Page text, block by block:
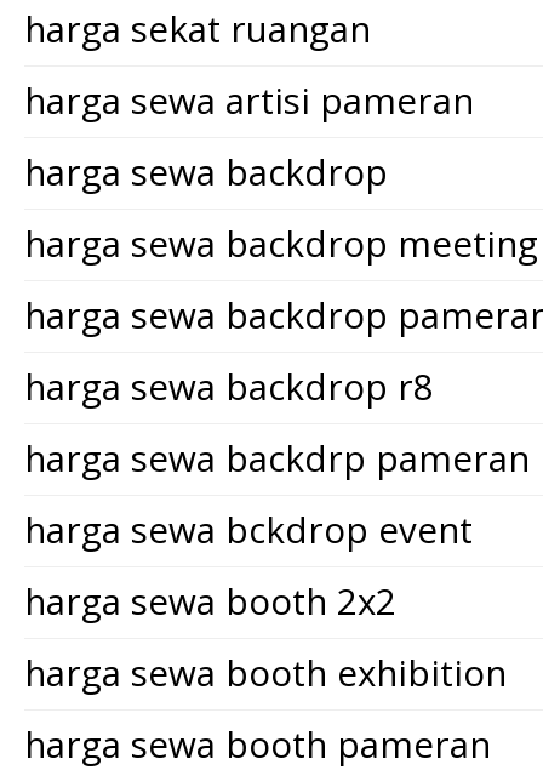
harga sekat ruangan
harga sewa artisi pameran
harga sewa backdrop
harga sewa backdrop meeting
harga sewa backdrop
harga sewa backdrop r8
harga sewa backdrp pameran
harga sewa bckdrop event
harga sewa booth 2x2
harga sewa booth exhibition
harga sewa booth pameran